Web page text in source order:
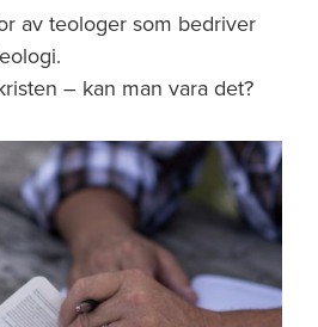
av teologer som bedriver
– kan man vara det?